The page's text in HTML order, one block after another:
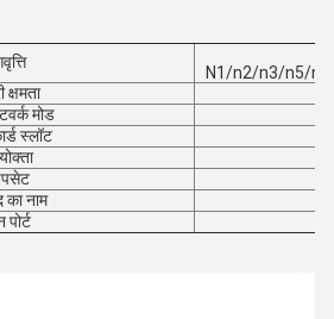
N1/n2/n3/n5/
क्षमता
मोड
स्लॉट
का नाम